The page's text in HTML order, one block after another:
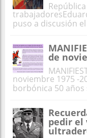
puso a discusión
de
noviembre 1975 -
borbónica 50 años
pedir el